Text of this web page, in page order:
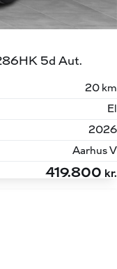
5d Aut.
20 km
El
2026
Aarhus V
419.800 kr.